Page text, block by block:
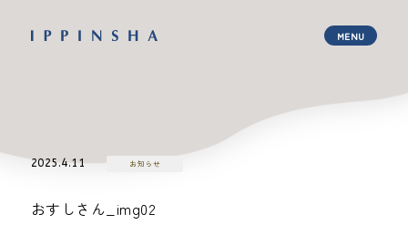
2025.4.11 お知らせ
おすしさん_img02